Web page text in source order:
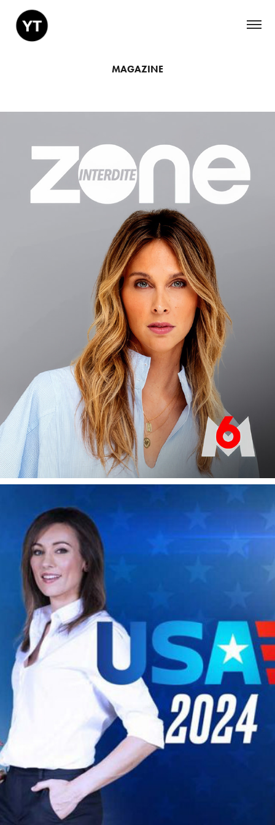
MAGAZINE
ZONE INTERDITE
2026
2024